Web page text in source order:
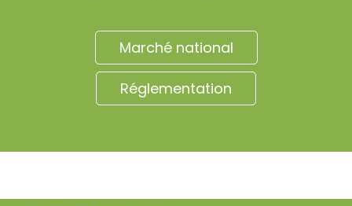
Marché national
Réglementation